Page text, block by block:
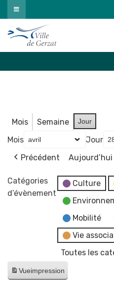
Passer
au
contenu
Mois Semaine Jour
Mois Jour
Précédent
Aujourd’hui
Catégories
d’évènement
Culture
Mobilité
Vie
Toutes les
Vueimpression